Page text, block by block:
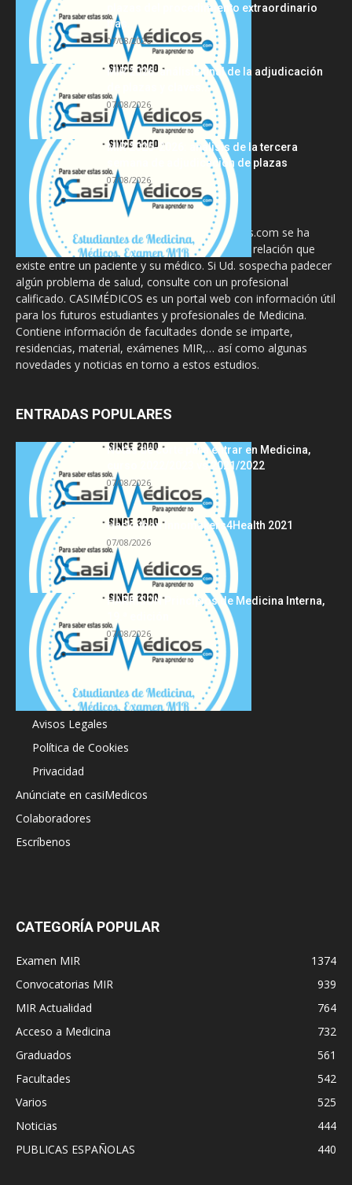
plazas del procedimiento extraordinario
tras...
07/08/2026
MIR 2026: análisis final de la adjudicación
de plazas y claves...
07/08/2026
MIR 2025-2026: análisis de la tercera
semana de adjudicación de plazas
07/08/2026
La información proporcionada en CasiMedicos.com se ha
diseñado para complementar, no substituir, la relación que
existe entre un paciente y su médico. Si Ud. sospecha padecer
algún problema de salud, consulte con un profesional
calificado. CASIMÉDICOS es un portal web con información útil
para los futuros estudiantes y profesionales de Medicina.
Contiene información de facultades donde se imparte,
residencias, material, exámenes MIR,… así como algunas
novedades y noticias en torno a estos estudios.
ENTRADAS POPULARES
Notas de corte para entrar en Medicina,
curso 2022/2023 vs 2021/2022
07/08/2026
Hackathon Innomakers4Health 2021
07/08/2026
HARRISON Principios de Medicina Interna,
07/08/2026
Acerca de
Avisos Legales
Política de Cookies
Privacidad
Anúnciate en casiMedicos
Colaboradores
Escríbenos
CATEGORÍA POPULAR
Examen MIR
1374
Convocatorias MIR
939
MIR Actualidad
764
Acceso a Medicina
732
Graduados
561
Facultades
542
Varios
525
Noticias
444
PUBLICAS ESPAÑOLAS
440